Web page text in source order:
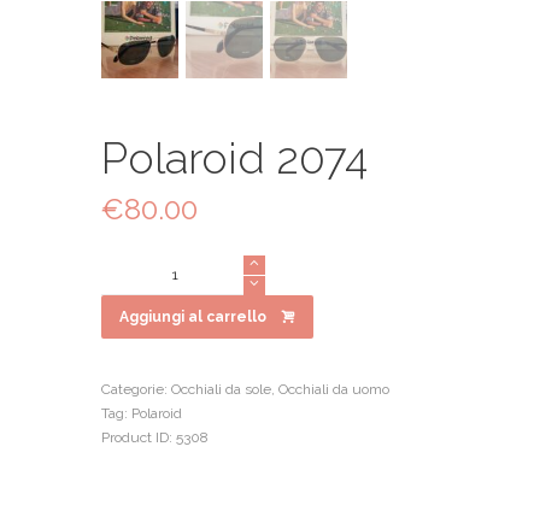
Polaroid 2074
€80.00
quantità
Aggiungi al carrello
Categorie: Occhiali da sole, Occhiali da uomo
Tag: Polaroid
Product ID: 5308